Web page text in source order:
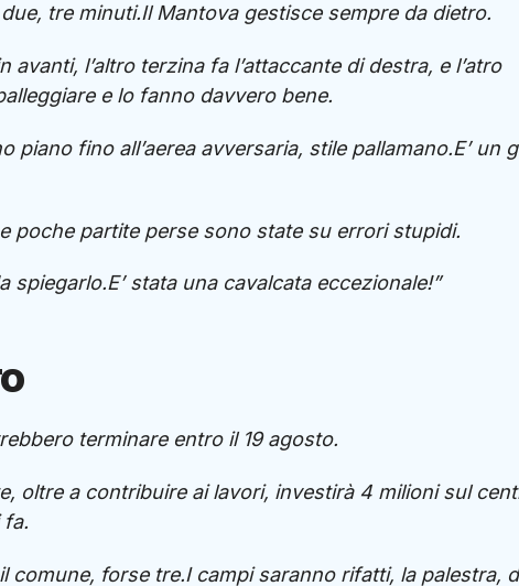
tre minuti.Il Mantova gestisce sempre da dietro.
l’altro terzina fa l’attaccante di destra, e l’atro
e lo fanno davvero bene.
piano fino all’aerea avversaria, stile pallamano.E’ un
poche partite perse sono state su errori stupidi.
stata una cavalcata eccezionale!”
terminare entro il 19 agosto.
oltre a contribuire ai lavori, investirà 4 milioni sul
comune, forse tre.I campi saranno rifatti, la palestra,